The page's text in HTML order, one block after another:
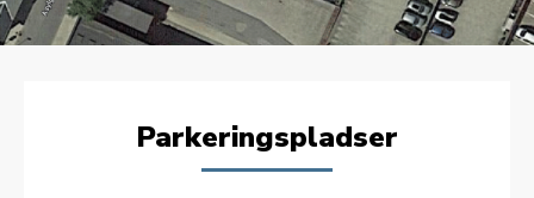
Parkeringspladser